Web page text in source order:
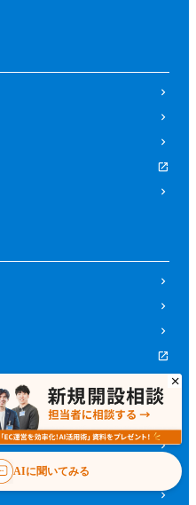
AIに聞いてみる